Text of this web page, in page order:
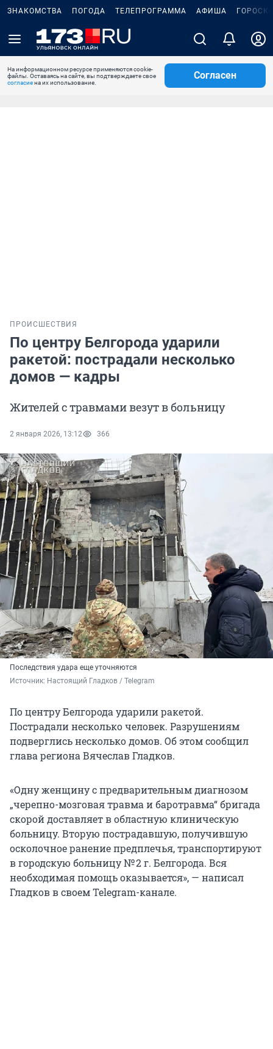
ЗНАКОМСТВА ПОГОДА ТЕЛЕПРОГРАММА АФИША
На информационном ресурсе применяются cookie-
файлы. Оставаясь на сайте, вы подтверждаете свое
согласиена их использование.
Согласен
ПРОИСШЕСТВИЯ
По центру Белгорода ударили
ракетой: пострадали несколько
домов — кадры
Жителей с травмами везут в больницу
2 января 2026, 13:12 366
Последствия удара еще уточняются
Источник: Настоящий Гладков / Telegram
По центру Белгорода ударили ракетой.
Пострадали несколько человек. Разрушениям
подверглись несколько домов. Об этом сообщил
глава региона Вячеслав Гладков.
«Одну женщину с предварительным диагнозом
„черепно-мозговая травма и баротравма“ бригада
скорой доставляет в областную клиническую
больницу. Вторую пострадавшую, получившую
осколочное ранение предплечья, транспортируют
в городскую больницу № 2 г. Белгорода. Вся
необходимая помощь оказывается», — написал
Гладков в своем Telegram-канале.